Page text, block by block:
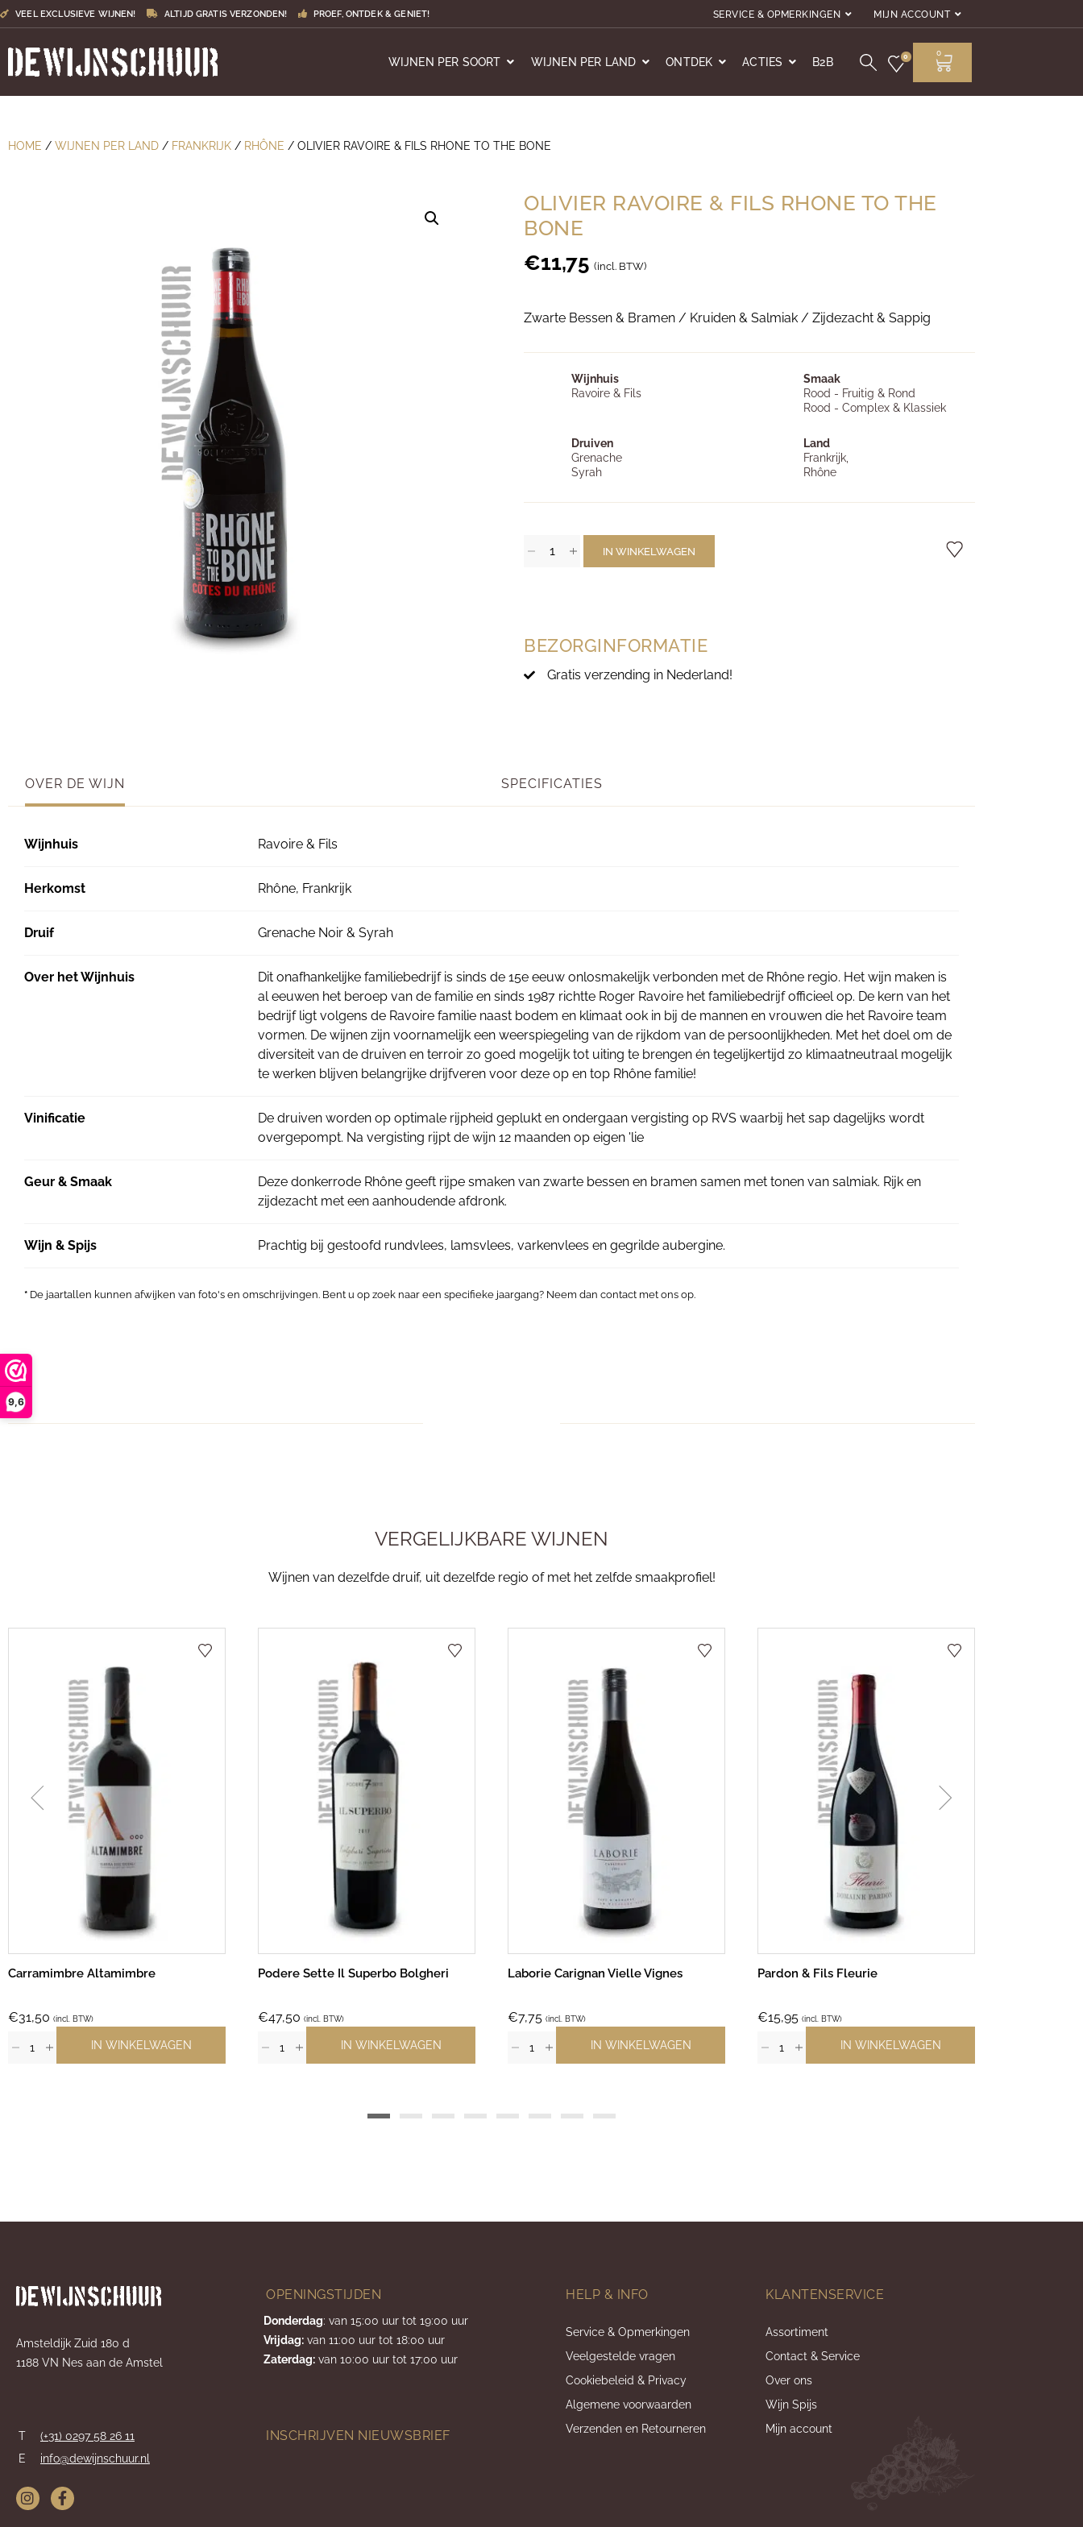
9,6
VEEL EXCLUSIEVE WIJNEN! ALTIJD GRATIS VERZONDEN! PROEF, ONTDEK & GENIET! SERVICE & OPMERKINGEN MIJN ACCOUNT
WIJNEN PER SOORT WIJNEN PER LAND ONTDEK ACTIES B2B 0 0
HOME / WIJNEN PER LAND / FRANKRIJK / RHÔNE / OLIVIER RAVOIRE & FILS RHONE TO THE BONE
OLIVIER RAVOIRE & FILS RHONE TO THE
BONE
€11,75 (incl. BTW)
Zwarte Bessen & Bramen / Kruiden & Salmiak / Zijdezacht & Sappig
Wijnhuis
Ravoire & Fils
Smaak
Rood - Fruitig & Rond
Rood - Complex & Klassiek
Druiven
Grenache
Syrah
Land
Frankrijk,
Rhône
IN WINKELWAGEN
BEZORGINFORMATIE
Gratis verzending in Nederland!
OVER DE WIJN SPECIFICATIES
Wijnhuis Ravoire & Fils
Herkomst Rhône, Frankrijk
Druif Grenache Noir & Syrah
Over het Wijnhuis
Dit onafhankelijke familiebedrijf is sinds de 15e eeuw onlosmakelijk verbonden met de Rhône regio. Het wijn maken is
al eeuwen het beroep van de familie en sinds 1987 richtte Roger Ravoire het familiebedrijf officieel op. De kern van het
bedrijf ligt volgens de Ravoire familie naast bodem en klimaat ook in bij de mannen en vrouwen die het Ravoire team
vormen. De wijnen zijn voornamelijk een weerspiegeling van de rijkdom van de persoonlijkheden. Met het doel om de
diversiteit van de druiven en terroir zo goed mogelijk tot uiting te brengen én tegelijkertijd zo klimaatneutraal mogelijk
te werken blijven belangrijke drijfveren voor deze op en top Rhône familie!
Vinificatie
De druiven worden op optimale rijpheid geplukt en ondergaan vergisting op RVS waarbij het sap dagelijks wordt
overgepompt. Na vergisting rijpt de wijn 12 maanden op eigen 'lie
Geur & Smaak
Deze donkerrode Rhône geeft rijpe smaken van zwarte bessen en bramen samen met tonen van salmiak. Rijk en
zijdezacht met een aanhoudende afdronk.
Wijn & Spijs Prachtig bij gestoofd rundvlees, lamsvlees, varkenvlees en gegrilde aubergine.
* De jaartallen kunnen afwijken van foto's en omschrijvingen. Bent u op zoek naar een specifieke jaargang? Neem dan contact met ons op.
VERGELIJKBARE WIJNEN
Wijnen van dezelfde druif, uit dezelfde regio of met het zelfde smaakprofiel!
Carramimbre Altamimbre
€31,50 (incl. BTW)
IN WINKELWAGEN
Podere Sette Il Superbo Bolgheri
€47,50 (incl. BTW)
IN WINKELWAGEN
Laborie Carignan Vielle Vignes
€7,75 (incl. BTW)
IN WINKELWAGEN
Pardon & Fils Fleurie
€15,95 (incl. BTW)
IN WINKELWAGEN
Amsteldijk Zuid 180 d
1188 VN Nes aan de Amstel
T
(+31) 0297 58 26 11
E
info@dewijnschuur.nl
OPENINGSTIJDEN
Donderdag: van 15:00 uur tot 19:00 uur
Vrijdag: van 11:00 uur tot 18:00 uur
Zaterdag: van 10:00 uur tot 17:00 uur
INSCHRIJVEN NIEUWSBRIEF
HELP & INFO
Service & Opmerkingen
Veelgestelde vragen
Cookiebeleid & Privacy
Algemene voorwaarden
Verzenden en Retourneren
KLANTENSERVICE
Assortiment
Contact & Service
Over ons
Wijn Spijs
Mijn account